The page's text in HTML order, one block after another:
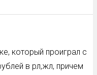
который проиграл с
в рл,жл, причем